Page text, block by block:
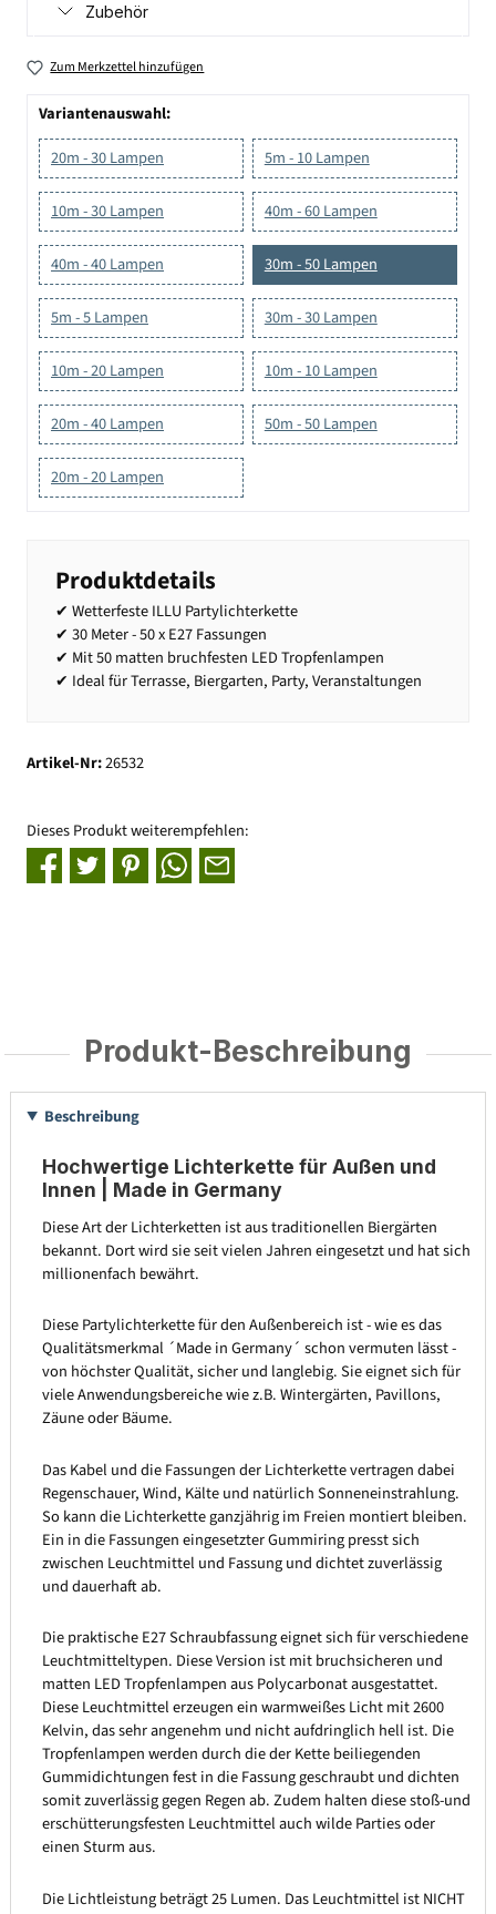
Zubehör
Zum Merkzettel hinzufügen
Variantenauswahl:
20m - 30 Lampen
5m - 10 Lampen
10m - 30 Lampen 40m - 60 Lampen
40m - 40 Lampen 30m - 50 Lampen
5m - 5 Lampen 30m - 30 Lampen
10m - 20 Lampen 10m - 10 Lampen
20m - 40 Lampen 50m - 50 Lampen
20m - 20 Lampen
Produktdetails
✔ Wetterfeste ILLU Partylichterkette
✔ 30 Meter - 50 x E27 Fassungen
✔ Mit 50 matten bruchfesten LED Tropfenlampen
✔ Ideal für Terrasse, Biergarten, Party, Veranstaltungen
Artikel-Nr:26532
Dieses Produkt weiterempfehlen:
Produkt-Beschreibung
Beschreibung
Hochwertige Lichterkette für Außen und
Innen | Made in Germany
Diese Art der Lichterketten ist aus traditionellen Biergärten
bekannt. Dort wird sie seit vielen Jahren eingesetzt und hat sich
millionenfach bewährt.
Diese Partylichterkette für den Außenbereich ist - wie es das
Qualitätsmerkmal ´Made in Germany´ schon vermuten lässt -
von höchster Qualität, sicher und langlebig. Sie eignet sich für
viele Anwendungsbereiche wie z.B. Wintergärten, Pavillons,
Zäune oder Bäume.
Das Kabel und die Fassungen der Lichterkette vertragen dabei
Regenschauer, Wind, Kälte und natürlich Sonneneinstrahlung.
So kann die Lichterkette ganzjährig im Freien montiert bleiben.
Ein in die Fassungen eingesetzter Gummiring presst sich
zwischen Leuchtmittel und Fassung und dichtet zuverlässig
und dauerhaft ab.
Die praktische E27 Schraubfassung eignet sich für verschiedene
Leuchtmitteltypen. Diese Version ist mit bruchsicheren und
matten LED Tropfenlampen aus Polycarbonat ausgestattet.
Diese Leuchtmittel erzeugen ein warmweißes Licht mit 2600
Kelvin, das sehr angenehm und nicht aufdringlich hell ist. Die
Tropfenlampen werden durch die der Kette beiliegenden
Gummidichtungen fest in die Fassung geschraubt und dichten
somit zuverlässig gegen Regen ab. Zudem halten diese stoß-und
erschütterungsfesten Leuchtmittel auch wilde Parties oder
einen Sturm aus.
Die Lichtleistung beträgt 25 Lumen. Das Leuchtmittel ist NICHT